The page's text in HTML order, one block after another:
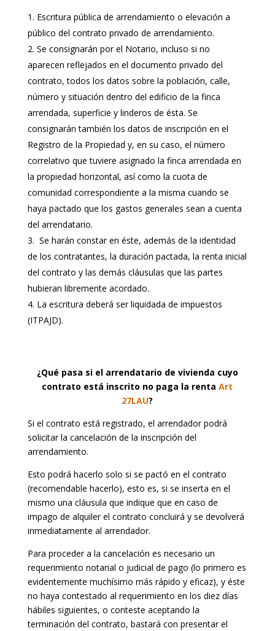
Escritura pública de arrendamiento o elevación a
público del contrato privado de arrendamiento.
Se consignarán por el Notario, incluso si no
aparecen reflejados en el documento privado del
contrato, todos los datos sobre la población, calle,
número y situación dentro del edificio de la finca
arrendada, superficie y linderos de ésta. Se
consignarán también los datos de inscripción en el
Registro de la Propiedad y, en su caso, el número
correlativo que tuviere asignado la finca arrendada en
la propiedad horizontal, así como la cuota de
comunidad correspondiente a la misma cuando se
haya pactado que los gastos generales sean a cuenta
del arrendatario.
Se harán constar en éste, además de la identidad
de los contratantes, la duración pactada, la renta inicial
del contrato y las demás cláusulas que las partes
hubieran libremente acordado.
La escritura deberá ser liquidada de impuestos
(ITPAJD).
¿Qué pasa si el arrendatario de vivienda cuyo
contrato está inscrito no paga la rentaArt
27LAU?
Si el contrato está registrado, el arrendador podrá
solicitar la cancelación de la inscripción del
arrendamiento.
Esto podrá hacerlo solo si se pactó en el contrato
(recomendable hacerlo), esto es, si se inserta en el
mismo una cláusula que indique que en caso de
impago de alquiler el contrato concluirá y se devolverá
inmediatamente al arrendador.
Para proceder a la cancelación es necesario un
requerimiento notarial o judicial de pago (lo primero es
evidentemente muchísimo más rápido y eficaz), y éste
no haya contestado al requerimiento en los diez días
hábiles siguientes, o conteste aceptando la
terminación del contrato, bastará con presentar el